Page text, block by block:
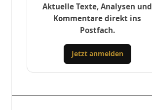
Aktuelle Texte, Analysen und
Kommentare direkt ins
Postfach.
Jetzt anmelden